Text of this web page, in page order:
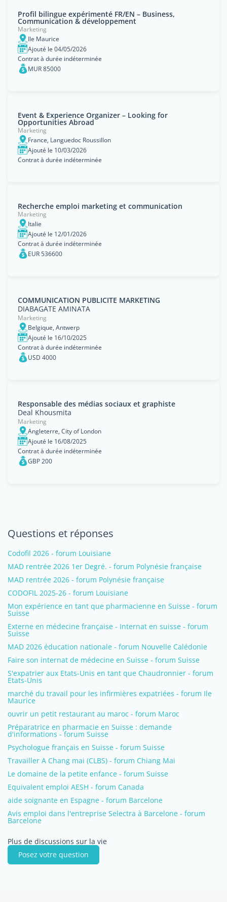
Profil bilingue expérimenté FR/EN – Business,
Communication & développement
Marketing
Ile Maurice
Ajouté le 04/05/2026
Contrat à durée indéterminée
MUR 85000
Event & Experience Organizer – Looking for
Opportunities Abroad
Marketing
France, Languedoc Roussillon
Ajouté le 10/03/2026
Contrat à durée indéterminée
Recherche emploi marketing et communication
Marketing
Italie
Ajouté le 12/01/2026
Contrat à durée indéterminée
EUR 536600
COMMUNICATION PUBLICITE MARKETING
DIABAGATE AMINATA
Marketing
Belgique, Antwerp
Ajouté le 16/10/2025
Contrat à durée indéterminée
USD 4000
Responsable des médias sociaux et graphiste
Deal Khousmita
Marketing
Angleterre, City of London
Ajouté le 16/08/2025
Contrat à durée indéterminée
GBP 200
Questions et réponses
Codofil 2026 - forum Louisiane
MAD rentrée 2026 1er Degré. - forum Polynésie française
MAD rentrée 2026 - forum Polynésie française
CODOFIL 2025-26 - forum Louisiane
Mon expérience en tant que pharmacienne en Suisse - forum
Suisse
Externe en médecine française - Internat en suisse - forum
Suisse
MAD 2026 éducation nationale - forum Nouvelle Calédonie
Faire son internat de médecine en Suisse - forum Suisse
S'expatrier aux Etats-Unis en tant que Chaudronnier - forum
Etats-Unis
marché du travail pour les infirmières expatriées - forum Ile
Maurice
ouvrir un petit restaurant au maroc - forum Maroc
Préparatrice en pharmacie en Suisse : demande
d'informations - forum Suisse
Psychologue français en Suisse - forum Suisse
Travailler A Chang mai (CLBS) - forum Chiang Mai
Le domaine de la petite enfance - forum Suisse
Equivalent emploi AESH - forum Canada
aide soignante en Espagne - forum Barcelone
Avis emploi dans l'entreprise Selectra à Barcelone - forum
Barcelone
Plus de discussions sur la vie
Posez votre question